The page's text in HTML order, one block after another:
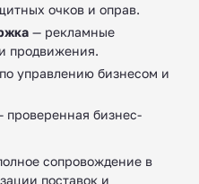
очков и оправ.
— рекламные
продвижения.
управлению бизнесом и
проверенная бизнес-
сопровождение в
поставок и